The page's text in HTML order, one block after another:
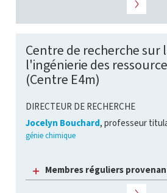
Centre de recherche sur
l'ingénierie des
(Centre E4m)
DIRECTEUR DE RECHERCHE
Jocelyn Bouchard, professeur
génie chimique
Membres réguliers